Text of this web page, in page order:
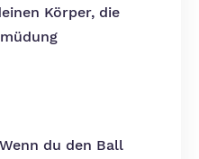
Körper, die
Wenn du den Ball